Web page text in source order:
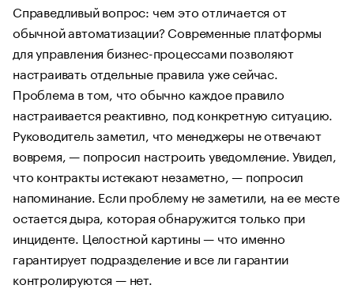
Справедливый вопрос: чем это отличается от
обычной автоматизации? Современные платформы
для управления бизнес-процессами позволяют
настраивать отдельные правила уже сейчас.
Проблема в том, что обычно каждое правило
настраивается реактивно, под конкретную ситуацию.
Руководитель заметил, что менеджеры не отвечают
вовремя, — попросил настроить уведомление. Увидел,
что контракты истекают незаметно, — попросил
напоминание. Если проблему не заметили, на ее месте
остается дыра, которая обнаружится только при
инциденте. Целостной картины — что именно
гарантирует подразделение и все ли гарантии
контролируются — нет.